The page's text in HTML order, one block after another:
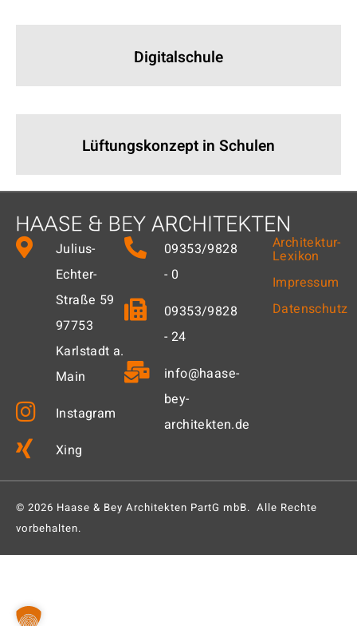
Digitalschule
Lüftungskonzept in Schulen
Julius-
Echter-
Straße 59
97753
Karlstadt a.
Main
Instagram
Xing
09353/9828
- 0
09353/9828
- 24
info@haase-
bey-
architekten.de
Architektur-
Lexikon
Impressum
Datenschutz
© 2026 Haase & Bey Architekten PartG mbB. Alle Rechte
vorbehalten.